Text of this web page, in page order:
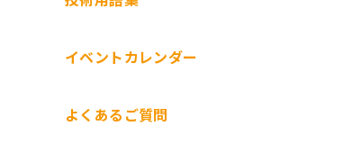
イベントカレンダー
よくあるご質問